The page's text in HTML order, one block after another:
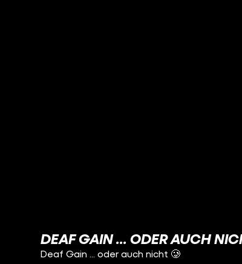
DEAF GAIN ... ODER AUCH
Deaf Gain ... oder auch nicht 🥲